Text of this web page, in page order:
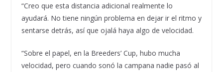
“Creo que esta distancia adicional realmente lo
ayudará. No tiene ningún problema en dejar ir el ritmo y
sentarse detrás, así que ojalá haya algo de velocidad.
“Sobre el papel, en la Breeders’ Cup, hubo mucha
velocidad, pero cuando sonó la campana nadie pasó al